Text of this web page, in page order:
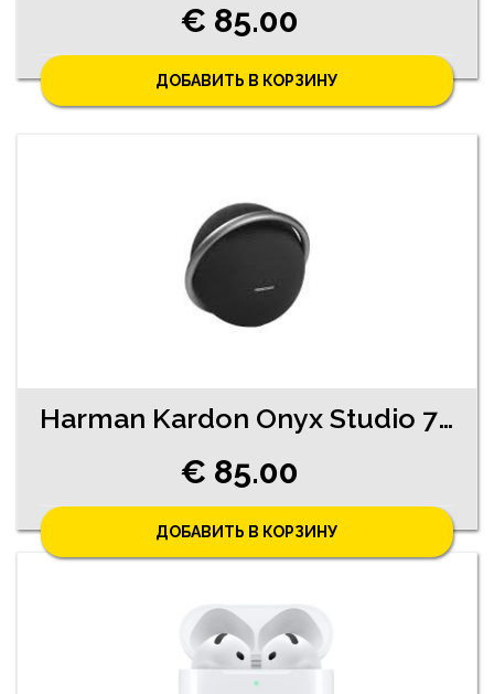
€ 85.00
ДОБАВИТЬ В КОРЗИНУ
Harman Kardon Onyx Studio 7 (3120-6461)
€ 85.00
ДОБАВИТЬ В КОРЗИНУ